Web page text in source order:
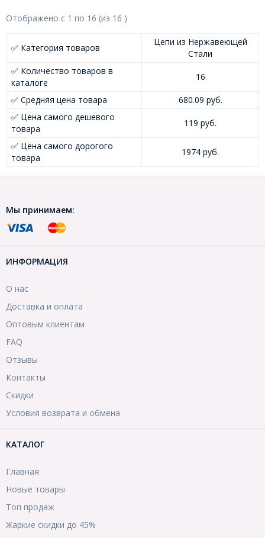
Отображено с 1 по 16 (из 16 )
✅ Категория товаров
Цепи из Нержавеющей
Стали
✅ Количество товаров в
каталоге
16
✅ Средняя цена товара
680.09 руб.
✅ Цена самого дешевого
товара
119 руб.
✅ Цена самого дорогого
товара
1974 руб.
Мы принимаем:
ИНФОРМАЦИЯ
О нас
Доставка и оплата
Оптовым клиентам
FAQ
Отзывы
Контакты
Скидки
Условия возврата и обмена
КАТАЛОГ
Главная
Новые товары
Топ продаж
Жаркие скидки до 45%